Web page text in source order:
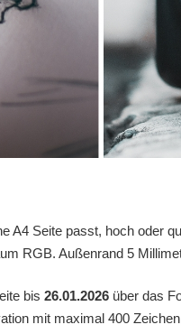
A4 Seite passt, hoch oder
RGB. Außenrand 5
bis 26.01.2026über das
mit maximal 400